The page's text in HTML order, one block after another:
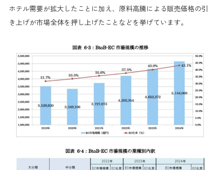
ホテル需要が拡大したことに加え、原料高騰による販売価格の引
き上げが市場全体を押し上げたことなどを挙げています。